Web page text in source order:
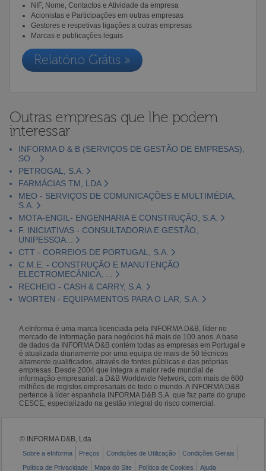
NIF, Nome, Contactos e Atividade da empresa
Acionistas e Participações em outras empresas
Gestores e respetivas ligações a outras empresas
Marcas e publicações legais
Relatório Grátis »
Outras empresas que lhe podem
interessar
INFORMA D & B (SERVIÇOS DE GESTÃO DE EMPRESAS),
SO...
PETROGAL, S.A.
FARMÁCIAS TM, LDA
MEO - SERVIÇOS DE COMUNICAÇÕES E MULTIMÉDIA,
S.A.
MOTA-ENGIL- ENGENHARIA E CONSTRUÇÃO, S.A.
F. INICIATIVAS - CONSULTADORIA E GESTÃO,
UNIPESSOA...
CTT - CORREIOS DE PORTUGAL, S.A.
C.M.E. - CONSTRUÇÃO E MANUTENÇÃO
ELECTROMECÂNICA, ...
RECHEIO - CASH & CARRY, S.A.
WORTEN - EQUIPAMENTOS PARA O LAR, S.A.
A eInforma é uma marca licenciada pela INFORMA D&B, líder no
mercado de informação para negócios há mais de 100 anos. A base
de dados da INFORMA D&B contém todas as empresas em Portugal e
é atualizada diariamente por uma equipa de mais de 50 técnicos
altamente qualificados, através de fontes públicas e das próprias
empresas. Desde 2004 que integra a maior rede mundial de
informação empresarial: a D&B Worldwide Network, com mais de 600
milhões de registos empresariais de todo o mundo. A INFORMA D&B
pertence à líder espanhola INFORMA D&B S.A. que faz parte do grupo
CESCE, especializado na gestão integral do risco comercial.
© INFORMA D&B, Lda
Sobre a eInforma Preços Condições de Utilização
Condições Gerais
Política de Privacidade
Mapa do Site Política de Cookies Ajuda